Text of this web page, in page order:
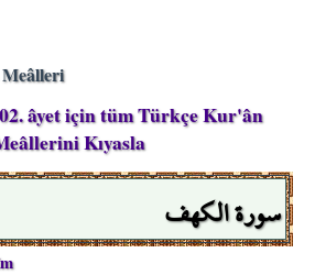
âyet için tüm Türkçe Kur'ân
Kıyasla
سورة الكهف